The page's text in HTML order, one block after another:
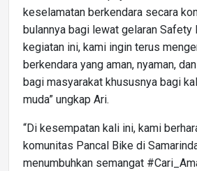
keselamatan berkendara secara
bulannya bagi lewat gelaran Safety
kegiatan ini, kami ingin terus
berkendara yang aman, nyaman,
bagi masyarakat khususnya bagi
muda” ungkap Ari.
“Di kesempatan kali ini, kami
komunitas Pancal Bike di
menumbuhkan semangat